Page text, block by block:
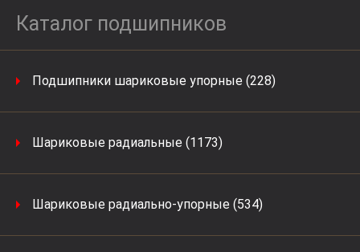
Каталог подшипников
Подшипники шариковые упорные (228)
Шариковые радиальные (1173)
Шариковые радиально-упорные (534)